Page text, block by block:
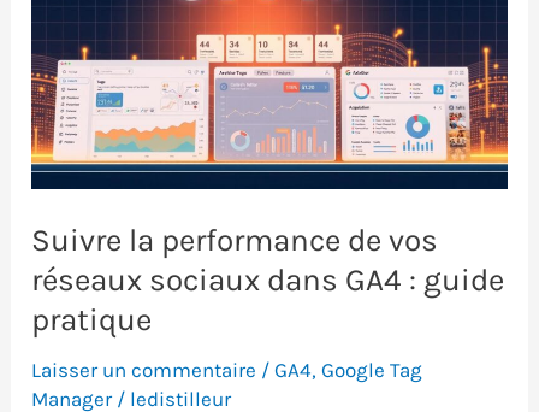
Suivre la performance de vos
réseaux sociaux dans GA4 : guide
pratique
Laisser un commentaire /GA4,Google Tag
Manager/ ledistilleur